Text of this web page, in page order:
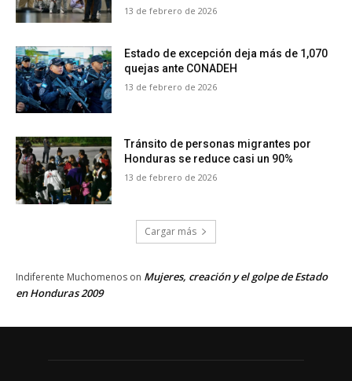
13 de febrero de 2026
Estado de excepción deja más de 1,070
quejas ante CONADEH
13 de febrero de 2026
Tránsito de personas migrantes por
Honduras se reduce casi un 90%
13 de febrero de 2026
Cargar más
Indiferente Muchomenos on Mujeres, creación y el golpe de Estado
en Honduras 2009